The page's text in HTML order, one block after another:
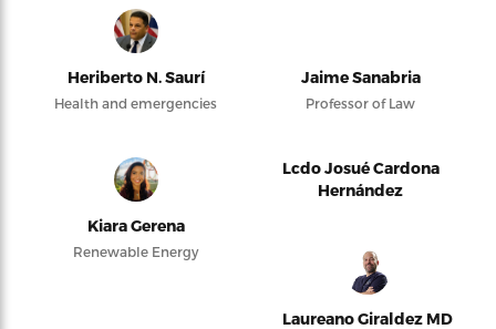
Heriberto N. Saurí
Health and emergencies
Jaime Sanabria
Professor of Law
Kiara Gerena
Renewable Energy
Lcdo Josué Cardona
Hernández
Laureano Giraldez MD